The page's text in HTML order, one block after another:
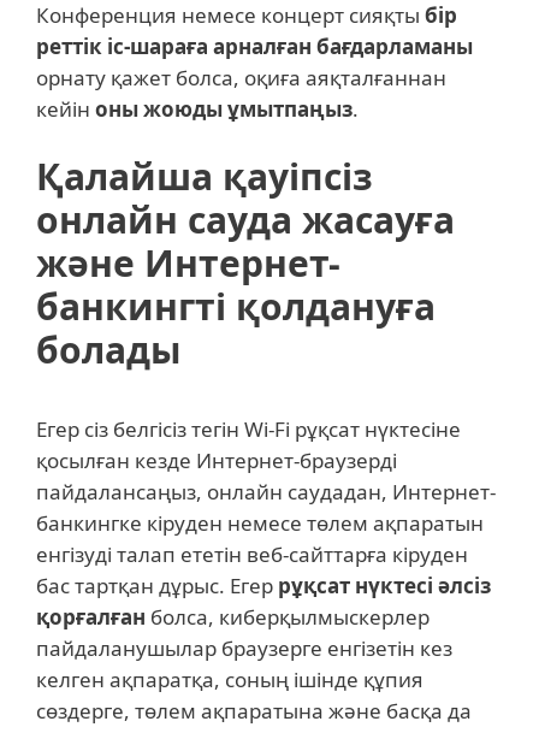
Конференция немесе концерт сияқты бір
реттік іс-шараға арналған бағдарламаны
орнату қажет болса, оқиға аяқталғаннан
кейін оны жоюды ұмытпаңыз.
Қалайша қауіпсіз
онлайн сауда жасауға
және Интернет-
банкингті қолдануға
болады
Егер сіз белгісіз тегін Wi-Fi рұқсат нүктесіне
қосылған кезде Интернет-браузерді
пайдалансаңыз, онлайн саудадан, Интернет-
банкингке кіруден немесе төлем ақпаратын
енгізуді талап ететін веб-сайттарға кіруден
бас тартқан дұрыс. Егер рұқсат нүктесі әлсіз
қорғалған болса, киберқылмыскерлер
пайдаланушылар браузерге енгізетін кез
келген ақпаратқа, соның ішінде құпия
сөздерге, төлем ақпаратына және басқа да